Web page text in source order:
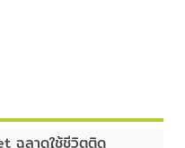
ฉลาดใช้ชีวิตติด